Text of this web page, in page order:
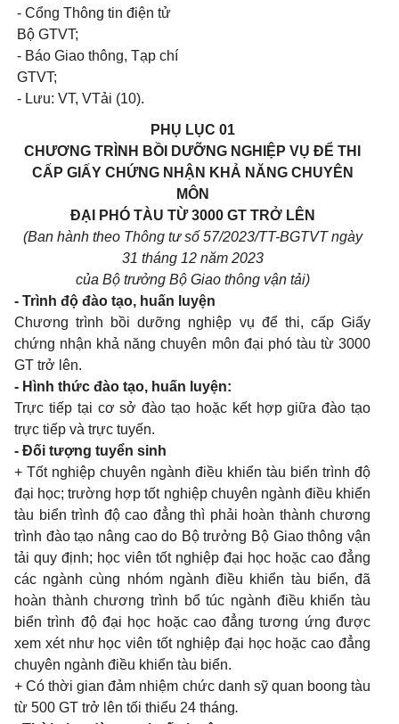
- Cổng Thông tin điện tử
Bộ GTVT;
- Báo Giao thông, Tạp chí
GTVT;
- Lưu: VT, VTải (10).
PHỤ LỤC 01
CHƯƠNG TRÌNH BỒI DƯỠNG NGHIỆP VỤ ĐỂ THI
CẤP GIẤY CHỨNG NHẬN KHẢ NĂNG CHUYÊN
MÔN
ĐẠI PHÓ TÀU TỪ3000 GT TRỞ LÊN
(Ban hành theo Thông tư số 57/2023/TT-BGTVT ngày
31 tháng 12 năm 2023
của Bộ trưởng Bộ Giao thông vận tải)
- Trình độ đào tạo, huấn luyện
Chương trình bồi dưỡng nghiệp vụ để thi, cấp Giấy
chứng nhận khả năng chuyên môn đại phó tàu từ 3000
GT trở lên.
- Hình thức đào tạo, huấn luyện:
Trực tiếp tại cơ sở đào tạo hoặc kết hợp giữa đào tạo
trực tiếp và trực tuyến.
- Đối tượng tuyển sinh
+ Tốt nghiệp chuyên ngành điều khiển tàu biển trình độ
đại học; trường hợp tốt nghiệp chuyên ngành điều khiển
tàu biển trình độ cao đẳng thì phải hoàn thành chương
trình đào tạo nâng cao do Bộ trưởng Bộ Giao thông vận
tải quy định; học viên tốt nghiệp đại học hoặc cao đẳng
các ngành cùng nhóm ngành điều khiển tàu biển, đã
hoàn thành chương trình bổ túc ngành điều khiển tàu
biển trình độ đại học hoặc cao đẳng tương ứng được
xem xét như học viên tốt nghiệp đại học hoặc cao đẳng
chuyên ngành điều khiển tàu biển.
+ Có thời gian đảm nhiệm chức danh sỹ quan boong tàu
từ 500 GT trở lên tối thiểu 24 tháng.